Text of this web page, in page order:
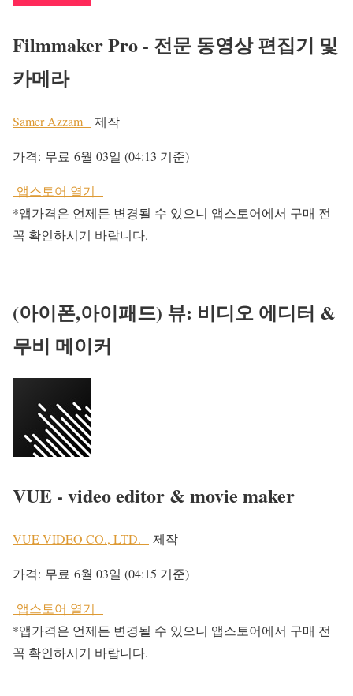
Filmmaker Pro - 전문 동영상 편집기 및
카메라
Samer Azzam 제작
가격: 무료 6월 03일 (04:13 기준)
앱스토어 열기
*앱가격은 언제든 변경될 수 있으니 앱스토어에서 구매 전
꼭 확인하시기 바랍니다.
(아이폰,아이패드) 뷰: 비디오 에디터 &
무비 메이커
VUE - video editor & movie maker
VUE VIDEO CO., LTD. 제작
가격: 무료 6월 03일 (04:15 기준)
앱스토어 열기
*앱가격은 언제든 변경될 수 있으니 앱스토어에서 구매 전
꼭 확인하시기 바랍니다.